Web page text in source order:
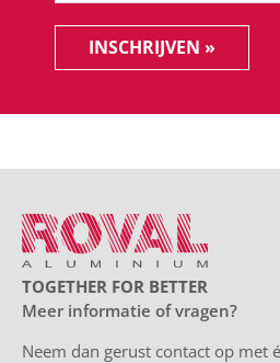
INSCHRIJVEN »
TOGETHER FOR BETTER
Meer informatie of vragen?
Neem dan gerust contact op met